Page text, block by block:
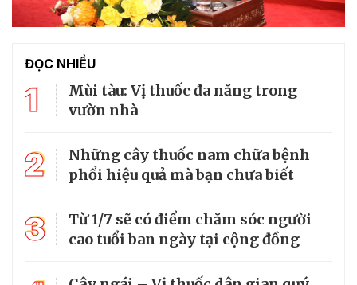
ĐỌC NHIỀU
1
Mùi tàu: Vị thuốc đa năng trong
vườn nhà
2
Những cây thuốc nam chữa bệnh
phổi hiệu quả mà bạn chưa biết
3
Từ 1/7 sẽ có điểm chăm sóc người
cao tuổi ban ngày tại cộng đồng